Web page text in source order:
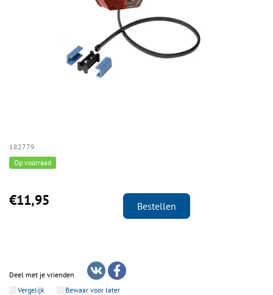
182779
Op voorraad
€11,95 Bestellen
Deel met je vrienden
Vergelijk
Bewaar voor later